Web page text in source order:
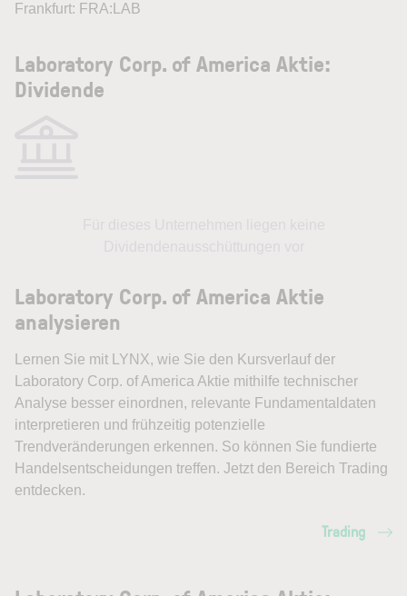
Frankfurt: FRA:LAB
Laboratory Corp. of America Aktie:
Dividende
Laboratory Corp. of America Aktie
analysieren
Lernen Sie mit LYNX, wie Sie den Kursverlauf der
Laboratory Corp. of America Aktie mithilfe technischer
Analyse besser einordnen, relevante Fundamentaldaten
interpretieren und frühzeitig potenzielle
Trendveränderungen erkennen. So können Sie fundierte
Handelsentscheidungen treffen. Jetzt den Bereich Trading
entdecken.
Trading